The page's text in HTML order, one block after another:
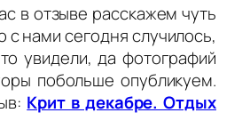
в отзыве расскажем чуть
с нами сегодня случилось,
увидели, да фотографий
побольше опубликуем.
Крит в декабре. Отдых